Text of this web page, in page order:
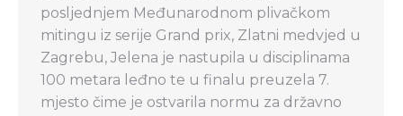
posljednjem Međunarodnom plivačkom
mitingu iz serije Grand prix, Zlatni medvjed u
Zagrebu, Jelena je nastupila u disciplinama
100 metara leđno te u finalu preuzela 7.
mjesto čime je ostvarila normu za državno